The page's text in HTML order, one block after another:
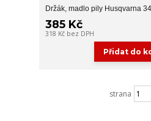
Držák, madlo pily Husqvarna
385 Kč
318 Kč bez DPH
Přidat do
strana